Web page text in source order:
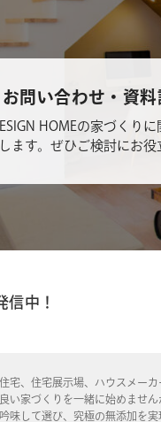
お問い合わせ・資料
HOMEの家づくり
ます。ぜひご検討にお役
信中！
宅、住宅展示場、ハウスメー
い家づくりを一緒に始めませ
味して選び、究極の無添加を